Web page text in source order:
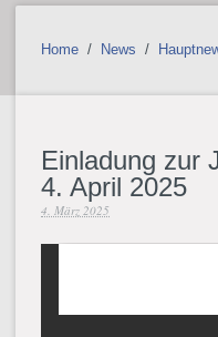
Home / News /
Einladung zur
4. April 2025
4. März 2025